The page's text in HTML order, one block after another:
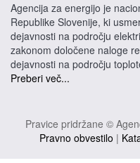
Agencija za energijo je
Republike Slovenije, ki
dejavnosti na področju
zakonom določene naloge
dejavnosti na področju
Preberi več...
Pravice pridržane ©
Pravno obvestilo |